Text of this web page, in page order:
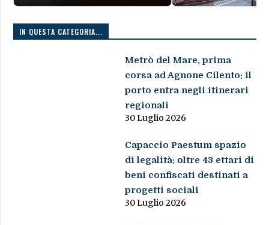
IN QUESTA CATEGORIA...
Metrò del Mare, prima
corsa ad Agnone Cilento: il
porto entra negli itinerari
regionali
30 Luglio 2026
Capaccio Paestum spazio
di legalità: oltre 43 ettari di
beni confiscati destinati a
progetti sociali
30 Luglio 2026